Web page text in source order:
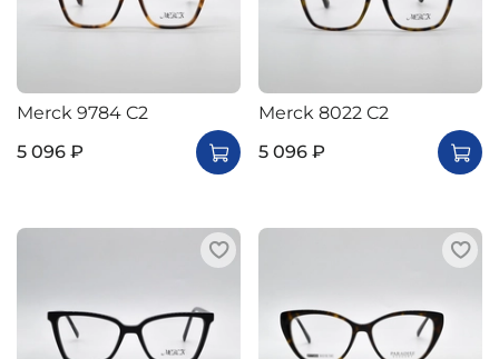
Merck 9784 C2
5 096 ₽
Merck 8022 C2
5 096 ₽